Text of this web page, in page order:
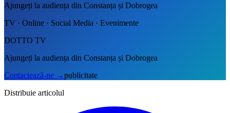
Ajungeți la audiența din Constanța și Dobrogea
TV · Online · Social Media · Evenimente
DOTTO TV
Ajungeți la audiența din Constanța și Dobrogea
Contactează-ne →publicitate
Distribuie articolul